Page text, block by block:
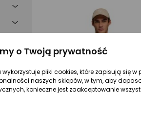
o Twoją prywatność
wykorzystuje pliki cookies, które zapisują się
naszych sklepów, w tym, aby
konieczne jest zaakceptowanie